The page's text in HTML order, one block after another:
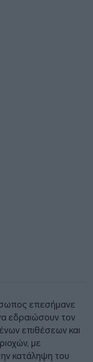
επεσήμανε
εδραιώσουν τον
επιθέσεων και
με
κατάληψη του